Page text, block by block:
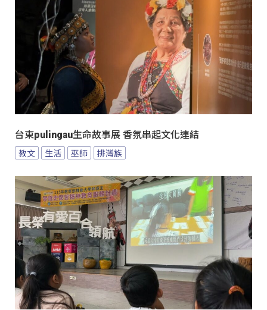
台東pulingau生命故事展 香氛串起文化連結
教文 生活 巫師 排灣族